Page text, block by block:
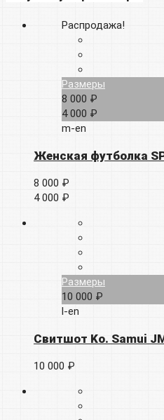
Распродажа!
Размеры
8 000 ₽
4 000 ₽
m-en
Женская футболка
8 000 ₽
4 000 ₽
Размеры
10 000 ₽
l-en
Свитшот Ko. Samui
10 000 ₽